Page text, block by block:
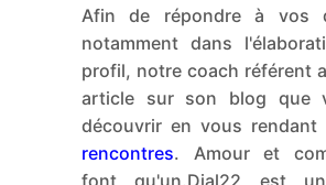
Afin de répondre à vos
notamment dans
profil, notre coach référent
article sur son blog que
découvrir en vous rendant
rencontres. Amour et